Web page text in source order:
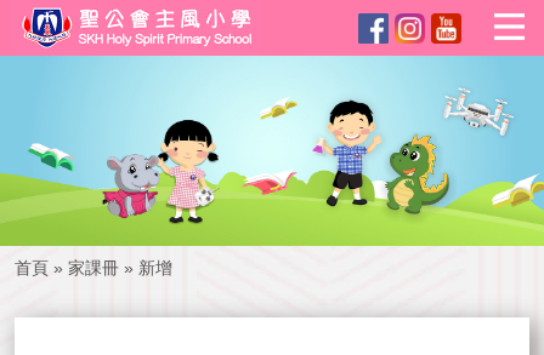
首頁 » 家課冊 » 新增